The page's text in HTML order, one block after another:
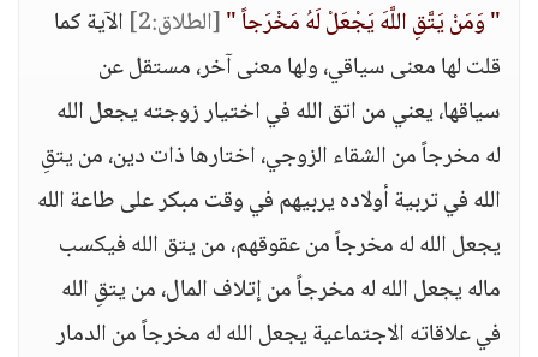
" وَمَنْ يَتَّقِ اللَّهَ يَجْعَلْ لَهُ مَخْرَجاً "[الطلاق:2]
الآية كما
قلت لها معنى سياقي، ولها معنى آخر، مستقل عن
سياقها، يعني من اتق الله في اختيار زوجته يجعل الله
له مخرجاً من الشقاء الزوجي، اختارها ذات دين، من يتقِ
الله في تربية أولاده يربيهم في وقت مبكر على طاعة الله
يجعل الله له مخرجاً من عقوقهم، من يتق الله فيكسب
ماله يجعل الله له مخرجاً من إتلاف المال، من يتقِ الله
في علاقاته الاجتماعية يجعل الله له مخرجاً من الدمار